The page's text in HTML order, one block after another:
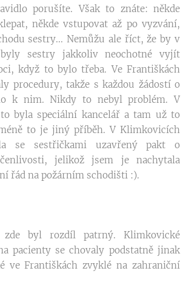
porušíte. Však to znáte: někde
někde vstupovat až po vyzvání,
sestry... Nemůžu ale říct, že by v
sestry jakkoliv neochotné vyjít
když to bylo třeba. Ve Františkách
procedury, takže s každou žádostí o
k nim. Nikdy to nebyl problém. V
byla speciální kancelář a tam už to
to je jiný příběh. V Klimkovicích
se sestřičkami uzavřený pakt o
jelikož jsem je nachytala
řád na požárním schodišti :).
byl rozdíl patrný. Klimkovické
pacienty se chovaly podstatně jinak
ve Františkách zvyklé na zahraniční